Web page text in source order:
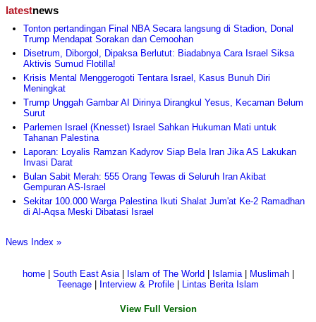
latestnews
Tonton pertandingan Final NBA Secara langsung di Stadion, Donal
Trump Mendapat Sorakan dan Cemoohan
Disetrum, Diborgol, Dipaksa Berlutut: Biadabnya Cara Israel Siksa
Aktivis Sumud Flotilla!
Krisis Mental Menggerogoti Tentara Israel, Kasus Bunuh Diri
Meningkat
Trump Unggah Gambar AI Dirinya Dirangkul Yesus, Kecaman Belum
Surut
Parlemen Israel (Knesset) Israel Sahkan Hukuman Mati untuk
Tahanan Palestina
Laporan: Loyalis Ramzan Kadyrov Siap Bela Iran Jika AS Lakukan
Invasi Darat
Bulan Sabit Merah: 555 Orang Tewas di Seluruh Iran Akibat
Gempuran AS-Israel
Sekitar 100.000 Warga Palestina Ikuti Shalat Jum'at Ke-2 Ramadhan
di Al-Aqsa Meski Dibatasi Israel
News Index »
home| South East Asia| Islam of The World Islamia| Muslimah|
Teenage
Interview & Profile Lintas Berita Islam
View Full Version